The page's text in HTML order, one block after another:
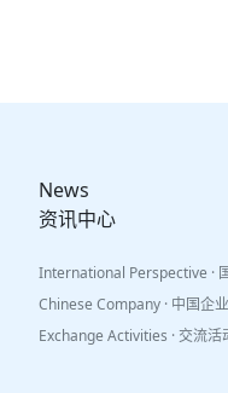
News
资讯中心
International Perspective ·
Chinese Company · 中国企业
Exchange Activities · 交流活